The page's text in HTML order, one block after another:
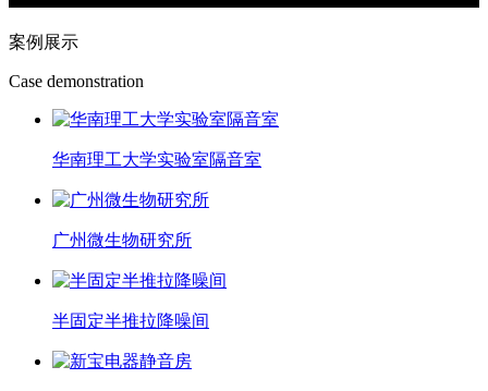
案例展示
Case demonstration
华南理工大学实验室隔音室
广州微生物研究所
半固定半推拉降噪间